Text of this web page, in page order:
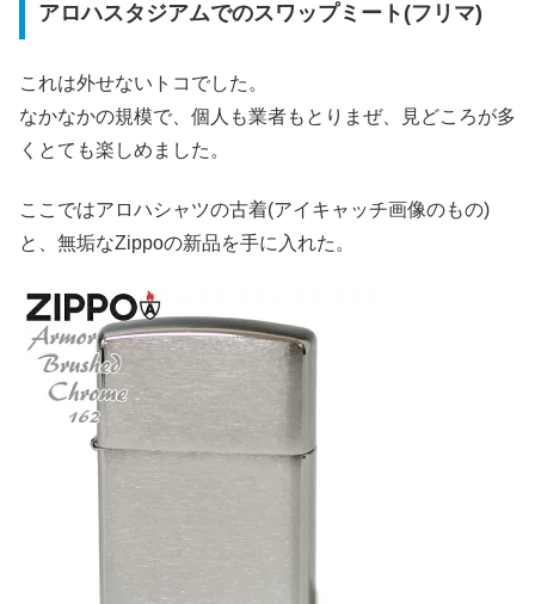
アロハスタジアムでのスワップミート(フリマ)
これは外せないトコでした。
なかなかの規模で、個人も業者もとりまぜ、見どころが多
くとても楽しめました。
ここではアロハシャツの古着(アイキャッチ画像のもの)
と、無垢なZippoの新品を手に入れた。